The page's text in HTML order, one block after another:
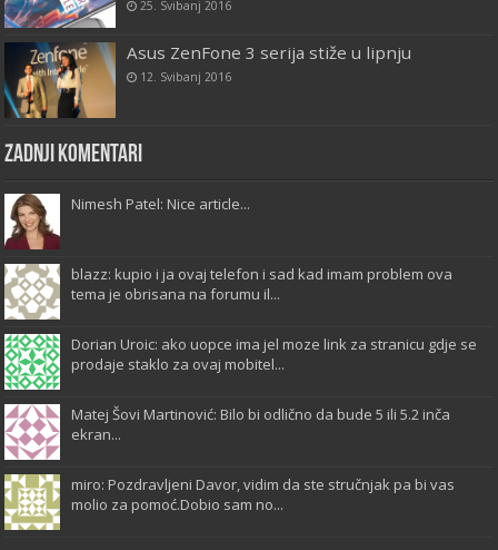
25. Svibanj 2016
Asus ZenFone 3 serija stiže u lipnju
12. Svibanj 2016
Zadnji komentari
Nimesh Patel: Nice article...
blazz: kupio i ja ovaj telefon i sad kad imam problem ova
tema je obrisana na forumu il...
Dorian Uroic: ako uopce ima jel moze link za stranicu gdje se
prodaje staklo za ovaj mobitel...
Matej Šovi Martinović: Bilo bi odlično da bude 5 ili 5.2 inča
ekran...
miro: Pozdravljeni Davor, vidim da ste stručnjak pa bi vas
molio za pomoć.Dobio sam no...